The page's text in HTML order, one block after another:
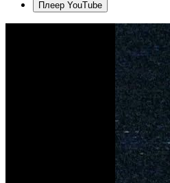
Плеер YouTube